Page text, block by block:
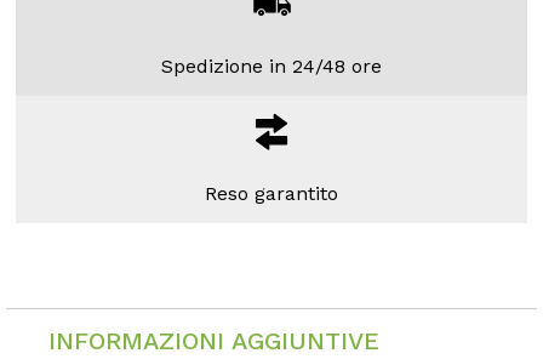
Spedizione in 24/48 ore
Reso garantito
INFORMAZIONI AGGIUNTIVE